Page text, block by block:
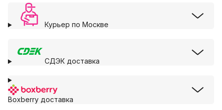
Курьер по Москве
СДЭК доставка
Boxberry доставка